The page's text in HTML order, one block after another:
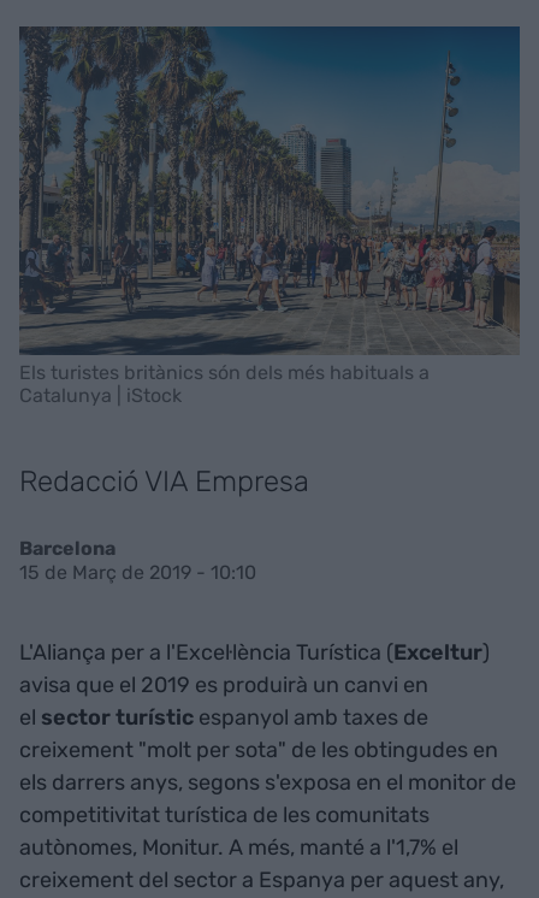
Els turistes britànics són dels més habituals a
Catalunya | iStock
Redacció VIA Empresa
Barcelona
15 de Març de 2019 - 10:10
L'Aliança per a l'Excel·lència Turística (Exceltur)
avisa que el 2019 es produirà un canvi en
el sector turístic espanyol amb taxes de
creixement "molt per sota" de les obtingudes en
els darrers anys, segons s'exposa en el monitor de
competitivitat turística de les comunitats
autònomes, Monitur. A més, manté a l'1,7% el
creixement del sector a Espanya per aquest any,